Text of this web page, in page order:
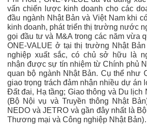
vấn chiến lược kinh doanh cho các
đầu ngành Nhật Bản và Việt Nam khi
kinh doanh, phát triển thị trường nước
gọi đầu tư và M&A trong các năm vừa
ONE-VALUE ở tại thị trường Nhật
nghiệp xuất sắc, có chủ sở hữu là
nhận được sự tín nhiệm từ Chính phủ
quan bộ ngành Nhật Bản. Cụ thể như
giao trọng trách đảm nhận nhiều dự án
Đất đai, Hạ tầng; Giao thông và Du lịch
(Bộ Nội vụ và Truyền thông Nhật
NEDO và JETRO và gần đây nhất là
Thương mại và Công nghiệp Nhật